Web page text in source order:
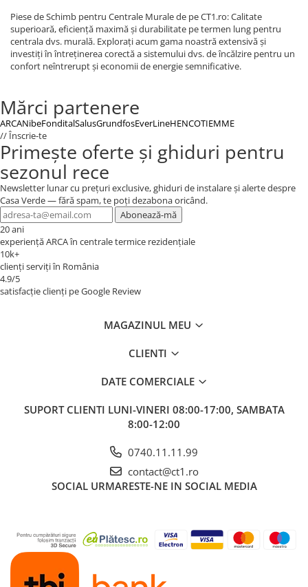
Piese de Schimb pentru Centrale Muralede pe CT1.ro: Calitate
superioară, eficiență maximă și durabilitate pe termen lung pentru
centrala dvs. murală. Explorați acum gama noastră extensivă și
investiți în întreținerea corectă a sistemului dvs. de încălzire pentru un
confort neîntrerupt și economii de energie semnificative.
Mărci partenere
ARCANibeFonditalSalusGrundfosEverLineHENCOTIEMME
// Înscrie-te
Primește oferte și ghiduri pentru
sezonul rece
Newsletter lunar cu prețuri exclusive, ghiduri de instalare și alerte despre
Casa Verde — fără spam, te poți dezabona oricând.
Abonează-mă
20 ani
experiență ARCA în centrale termice rezidențiale
10k+
clienți serviți în România
4.9/5
satisfacție clienți pe Google Review
MAGAZINUL MEU
CLIENTI
DATE COMERCIALE
SUPORT CLIENTI LUNI-VINERI 08:00-17:00, SAMBATA
8:00-12:00
0740.11.11.99
contact@ct1.ro
SOCIAL URMARESTE-NE IN SOCIAL MEDIA